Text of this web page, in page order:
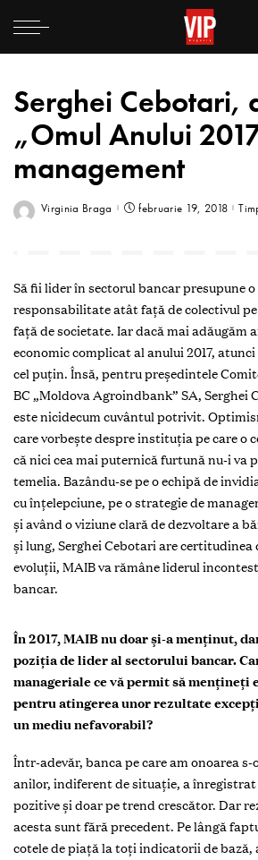
Serghei Cebotari,
„Omul Anului
management
Virginia Braga februarie 19, 2018
Să fii lider în sectorul bancar presupune
responsabilitate atât faţă de colectivul
faţă de societate. Iar dacă mai adăugăm
economic complicat al anului 2017,
cel puţin. Însă, pentru preşedintele
BC „Moldova Agroindbank” SA, Serghei
este nicidecum cuvântul potrivit.
care vorbeşte despre instituţia pe care o
că nici cea mai puternică furtună nu-i va
temelia. Bazându-se pe o echipă de
cu înţelepciune, pe o strategie de
şi având o viziune clară de dezvoltare a
şi lung, Serghei Cebotari are certitudinea
evoluţii, MAIB va rămâne liderul
bancar.
În 2017, MAIB nu doar şi-a menţinut,
poziţia de lider al sectorului bancar.
manageriale ce vă permit să menţineţi
pentru atingerea unor rezultate
un mediu nefavorabil?
Într-adevăr, banca pe care am onoarea
anilor, indiferent de situaţie, a
pozitive şi doar pe trend crescător. Dar
acesta sunt fără precedent. Pe lângă
cotele de piaţă la toţi indicatorii de bază,